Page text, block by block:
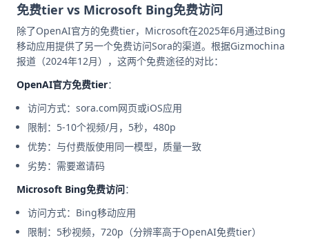
免费tier vs Microsoft Bing免费访问
除了OpenAI官方的免费tier，Microsoft在2025年6月通过Bing
移动应用提供了另一个免费访问Sora的渠道。根据Gizmochina
报道（2024年12月），这两个免费途径的对比：
OpenAI官方免费tier：
访问方式：sora.com网页或iOS应用
限制：5-10个视频/月，5秒，480p
优势：与付费版使用同一模型，质量一致
劣势：需要邀请码
Microsoft Bing免费访问：
访问方式：Bing移动应用
限制：5秒视频，720p（分辨率高于OpenAI免费tier）